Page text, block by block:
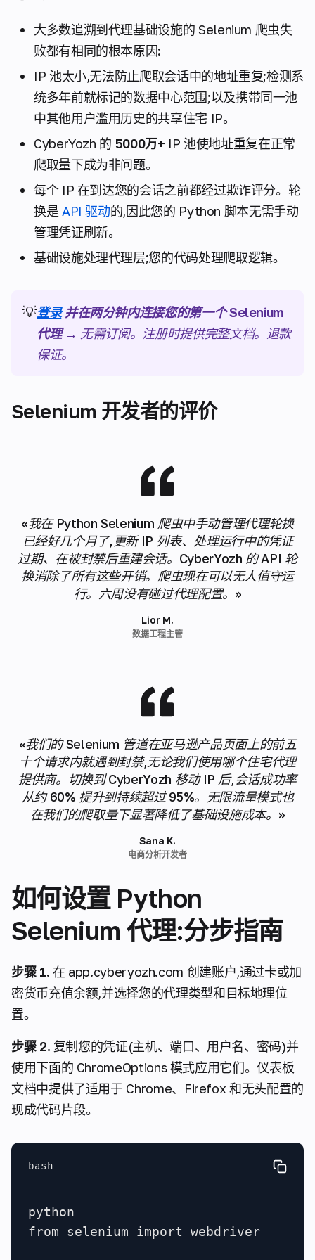
大多数追溯到代理基础设施的 Selenium 爬虫失
败都有相同的根本原因:
IP 池太小,无法防止爬取会话中的地址重复;检测系
统多年前就标记的数据中心范围;以及携带同一池
中其他用户滥用历史的共享住宅 IP。
CyberYozh 的 5000万+ IP 池使地址重复在正常
爬取量下成为非问题。
每个 IP 在到达您的会话之前都经过欺诈评分。轮
换是 API 驱动的,因此您的 Python 脚本无需手动
管理凭证刷新。
基础设施处理代理层;您的代码处理爬取逻辑。
💡登录并在两分钟内连接您的第一个 Selenium
代理 → 无需订阅。注册时提供完整文档。退款
保证。
Selenium 开发者的评价
«我在 Python Selenium 爬虫中手动管理代理轮换
已经好几个月了,更新 IP 列表、处理运行中的凭证
过期、在被封禁后重建会话。CyberYozh 的 API 轮
换消除了所有这些开销。爬虫现在可以无人值守运
行。六周没有碰过代理配置。»
Lior M.
数据工程主管
«我们的 Selenium 管道在亚马逊产品页面上的前五
十个请求内就遇到封禁,无论我们使用哪个住宅代理
提供商。切换到 CyberYozh 移动 IP 后,会话成功率
从约 60% 提升到持续超过 95%。无限流量模式也
在我们的爬取量下显著降低了基础设施成本。»
Sana K.
电商分析开发者
如何设置 Python
Selenium 代理:分步指南
步骤 1. 在 app.cyberyozh.com 创建账户,通过卡或加
密货币充值余额,并选择您的代理类型和目标地理位
置。
步骤 2. 复制您的凭证(主机、端口、用户名、密码)并
使用下面的 ChromeOptions 模式应用它们。仪表板
文档中提供了适用于 Chrome、Firefox 和无头配置的
现成代码片段。
bash
python
from selenium import webdriver